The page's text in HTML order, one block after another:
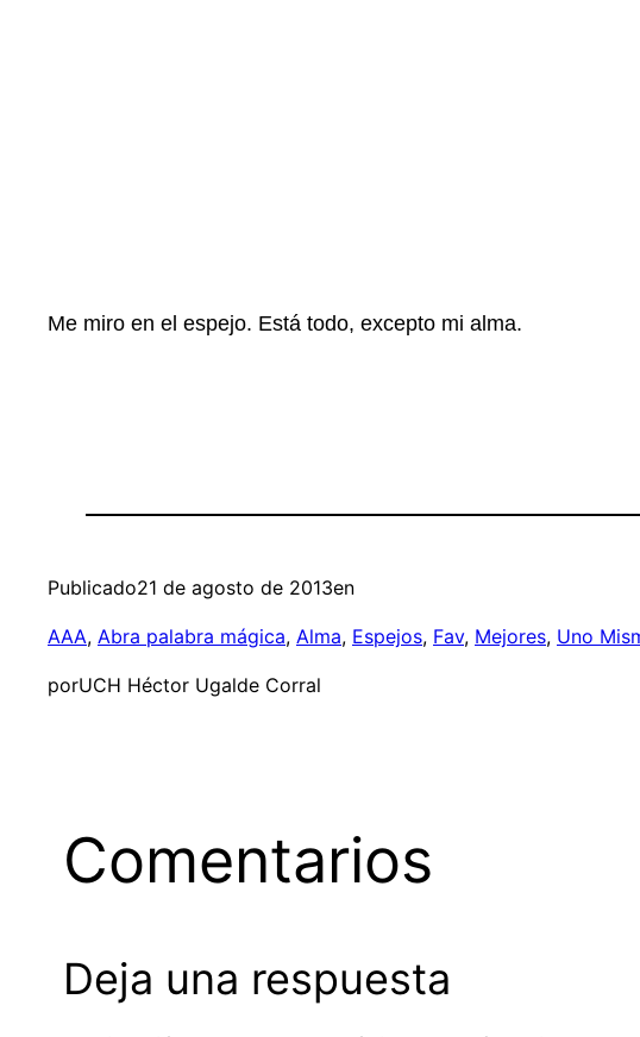
Me miro en el espejo. Está todo, excepto mi alma.
Publicado21 de agosto de 2013en
AAA, Abra palabra mágica, Alma, Espejos, Fav, Mejores, Uno
porUCH Héctor Ugalde Corral
Comentarios
Deja una respuesta